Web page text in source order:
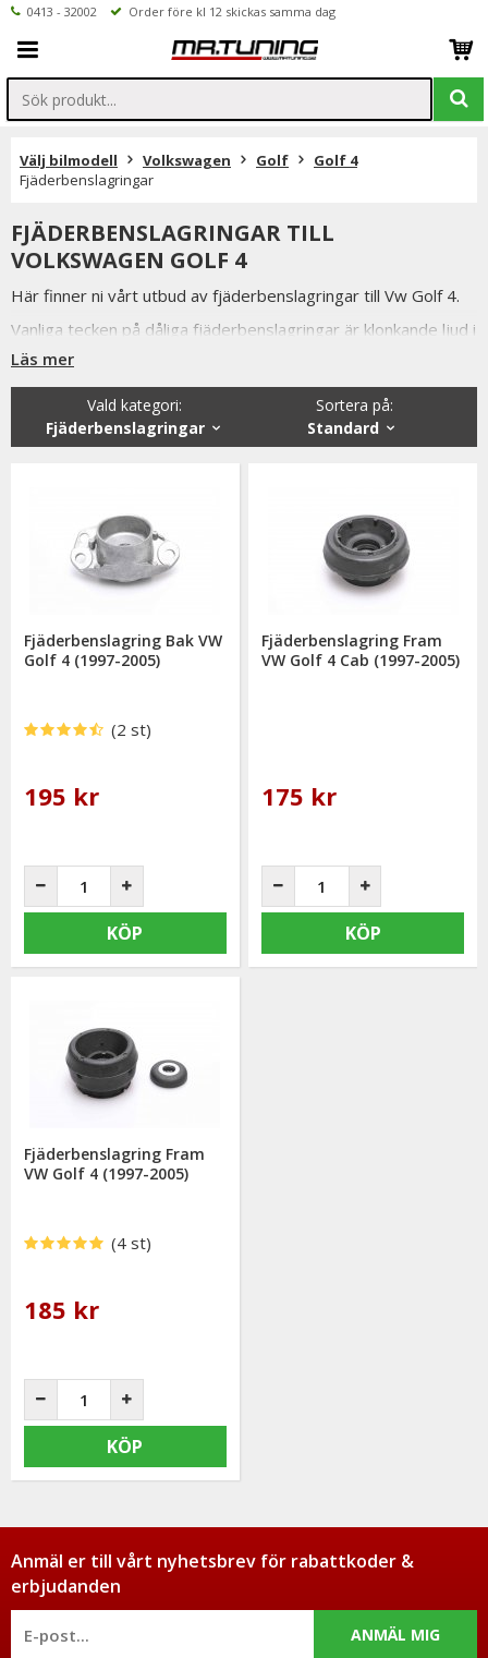
0413 - 32002 Order före kl 12 skickas samma dag
Välj bilmodell Volkswagen Golf
Golf 4
Fjäderbenslagringar
FJÄDERBENSLAGRINGAR TILL
VOLKSWAGEN GOLF 4
Här finner ni vårt utbud av fjäderbenslagringar till Vw Golf 4.
Vanliga tecken på dåliga fjäderbenslagringar är klonkande ljud i
svängar och på ojämna underlag.
Styrningen kan även bli trög och som påföljd av trasiga
fjäderbenslagringar kan även hjulinställningen påverkas vilket
resulterar i snedslitna däck.
Läs mer
Sortera på:
Standard
Vald kategori:
Fjäderbenslagringar
Fjäderbenslagring Bak VW
Golf 4 (1997-2005)
(2 st)
195 kr
KÖP
Fjäderbenslagring Fram
VW Golf 4 Cab (1997-2005)
175 kr
KÖP
Fjäderbenslagring Fram
VW Golf 4 (1997-2005)
(4 st)
185 kr
KÖP
Anmäl er till vårt nyhetsbrev för rabattkoder &
erbjudanden
ANMÄL MIG